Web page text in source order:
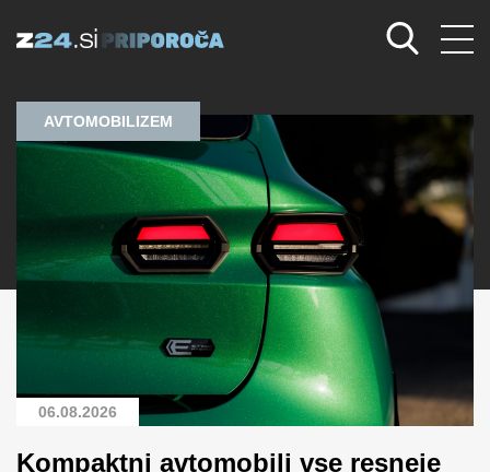
AVTOMOBILIZEM
06.08.2026
Kompaktni avtomobili vse resneje